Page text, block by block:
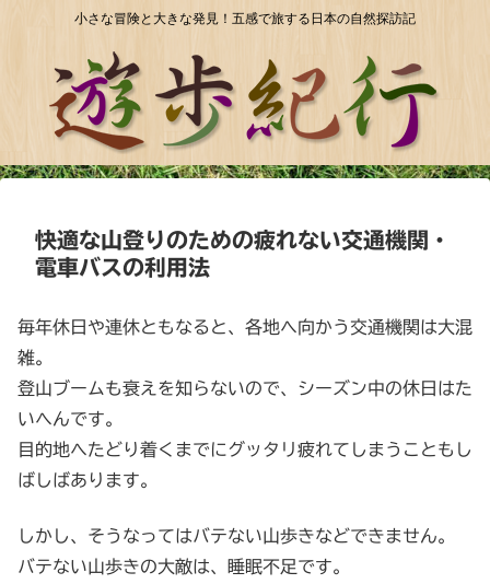
小さな冒険と大きな発見！五感で旅する日本の自然探訪記
快適な山登りのための疲れない交通機関・
電車バスの利用法
毎年休日や連休ともなると、各地へ向かう交通機関は大混
雑。
登山ブームも衰えを知らないので、シーズン中の休日はた
いへんです。
目的地へたどり着くまでにグッタリ疲れてしまうこともし
ばしばあります。
しかし、そうなってはバテない山歩きなどできません。
バテない山歩きの大敵は、睡眠不足です。